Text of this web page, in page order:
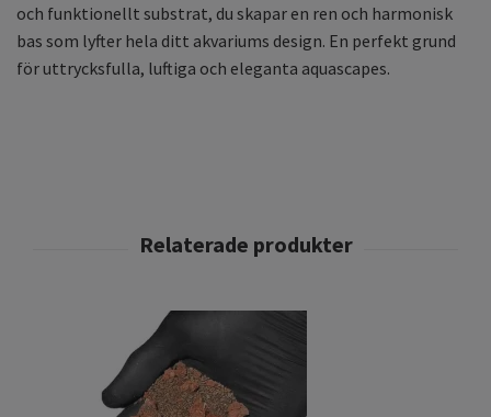
och funktionellt substrat, du skapar en ren och harmonisk
bas som lyfter hela ditt akvariums design. En perfekt grund
för uttrycksfulla, luftiga och eleganta aquascapes.